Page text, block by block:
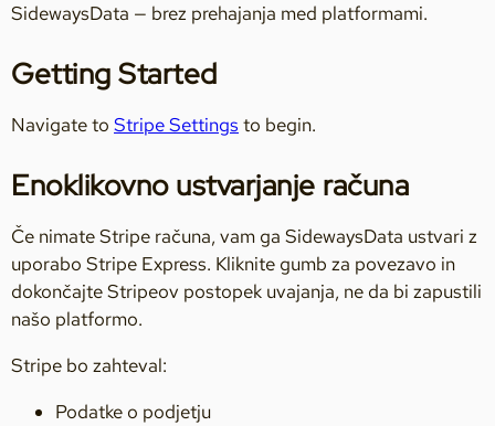
SidewaysData — brez prehajanja med platformami.
Getting Started
Navigate to Stripe Settings to begin.
Enoklikovno ustvarjanje računa
Če nimate Stripe računa, vam ga SidewaysData ustvari z
uporabo Stripe Express. Kliknite gumb za povezavo in
dokončajte Stripeov postopek uvajanja, ne da bi zapustili
našo platformo.
Stripe bo zahteval:
Podatke o podjetju